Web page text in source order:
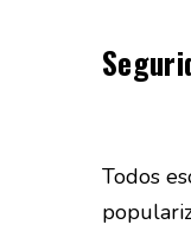
Todos